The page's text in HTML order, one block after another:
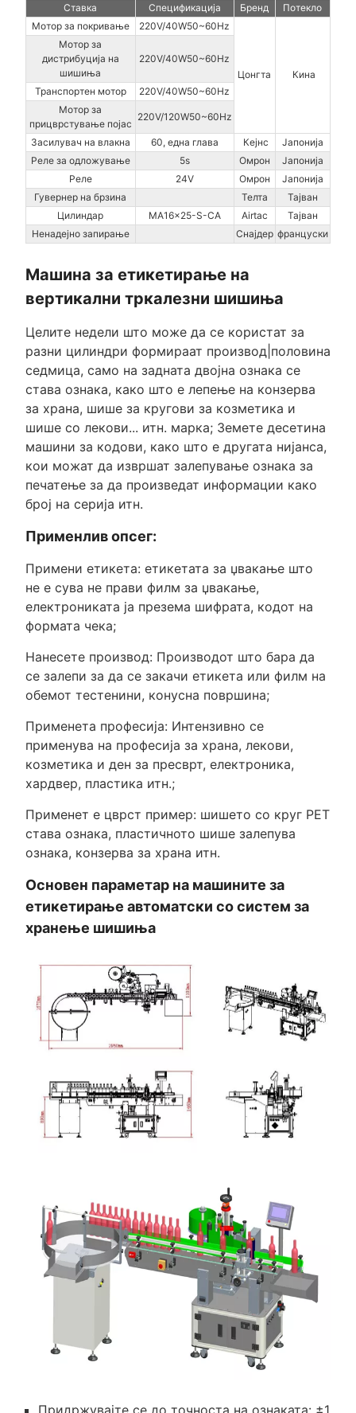
Ставка Спецификација Бренд
Потекло
Мотор за покривање
220V/40W50~60Hz
Цонгта Кина
Мотор за
дистрибуција на
шишиња
220V/40W50~60Hz
Транспортен мотор
220V/40W50~60Hz
Мотор за
прицврстување појас
220V/120W50~60Hz
Засилувач на влакна 60, една глава Кејнс
Јапонија
Реле за одложување
5s Омрон
Јапонија
Реле
24V Омрон
Јапонија
Гувернер на брзина
Телта
Тајван
Цилиндар
MA16×25-S-CA Airtac
Тајван
Ненадејно запирање
Снајдер француски
Машина за етикетирање на
вертикални тркалезни шишиња
Целите недели што може да се користат за
разни цилиндри формираат производ|половина
седмица, само на задната двојна ознака се
става ознака, како што е лепење на конзерва
за храна, шише за кругови за козметика и
шише со лекови... итн. марка; Земете десетина
машини за кодови, како што е другата нијанса,
кои можат да извршат залепување ознака за
печатење за да произведат информации како
број на серија итн.
Применлив опсег:
Примени етикета: етикетата за џвакање што
не е сува не прави филм за џвакање,
електрониката ја презема шифрата, кодот на
формата чека;
Нанесете производ: Производот што бара да
се залепи за да се закачи етикета или филм на
обемот тестенини, конусна површина;
Применета професија: Интензивно се
применува на професија за храна, лекови,
козметика и ден за пресврт, електроника,
хардвер, пластика итн.;
Применет е цврст пример: шишето со круг PET
става ознака, пластичното шише залепува
ознака, конзерва за храна итн.
Основен параметар на машините за
етикетирање автоматски со систем за
хранење шишиња